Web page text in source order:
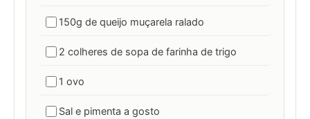
150g de queijo muçarela ralado
2 colheres de sopa de farinha de trigo
1 ovo
Sal e pimenta a gosto